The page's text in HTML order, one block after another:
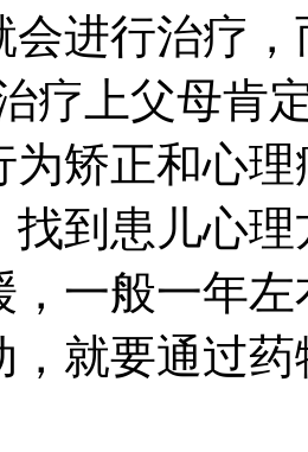
会进行治疗
疗上父母肯
为矫正和心
找到患儿心
，一般一年
，就要通过